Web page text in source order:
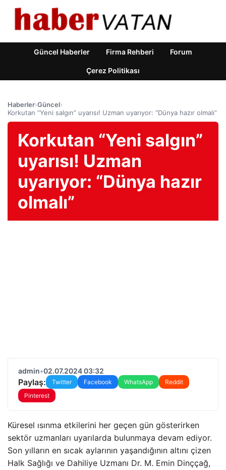
Güncel Haberler Firma Rehberi Forum
Çerez Politikası
Haberler›Güncel›
Korkutan “Yeni salgın” uyarısı! Uzman uyarıyor: “Dünya hazır olmalı”
Korkutan “Yeni salgın”
uyarısı! Uzman
uyarıyor: “Dünya hazır
olmalı”
admin•02.07.2024 03:32
Paylaş: Twitter Facebook WhatsApp
Reddit
Pinterest
Küresel ısınma etkilerini her geçen gün gösterirken
sektör uzmanları uyarılarda bulunmaya devam ediyor.
Son yılların en sıcak aylarının yaşandığının altını çizen
Halk Sağlığı ve Dahiliye Uzmanı Dr. M. Emin Dinççağ,